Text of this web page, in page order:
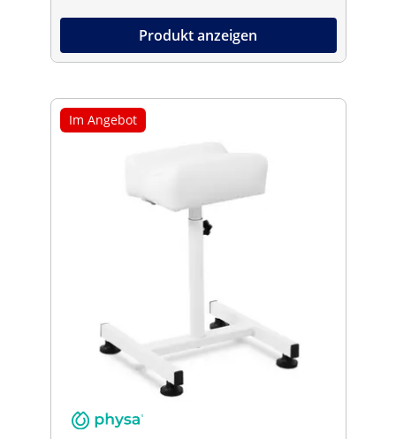
Produkt anzeigen
Im Angebot